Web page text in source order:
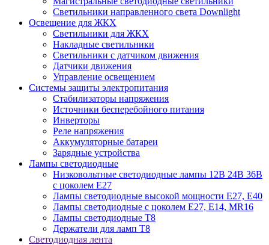
Светильники направленного света Downlight
Освещение для ЖКХ
Светильники для ЖКХ
Накладные светильники
Светильники с датчиком движения
Датчики движения
Управление освещением
Системы защиты электропитания
Стабилизаторы напряжения
Источники бесперебойного питания
Инверторы
Реле напряжения
Аккумуляторные батареи
Зарядные устройства
Лампы светодиодные
Низковольтные светодиодные лампы 12В 24В 36В
с цоколем Е27
Лампы светодиодные высокой мощности Е27, Е40
Лампы светодиодные с цоколем Е27, Е14, MR16
Лампы светодиодные Т8
Держатели для ламп T8
Светодиодная лента